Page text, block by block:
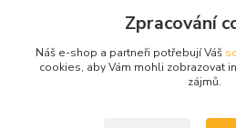
+420 605 298 968
info@globalelektro.cz
Zpracování
Náš e-shop a partneři potřebují Váš
cookies, aby Vám mohli zobrazovat
zájmů.